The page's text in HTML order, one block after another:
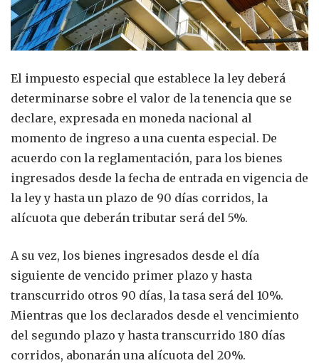
El impuesto especial que establece la ley deberá
determinarse sobre el valor de la tenencia que se
declare, expresada en moneda nacional al
momento de ingreso a una cuenta especial. De
acuerdo con la reglamentación, para los bienes
ingresados desde la fecha de entrada en vigencia de
la ley y hasta un plazo de 90 días corridos, la
alícuota que deberán tributar será del 5%.
A su vez, los bienes ingresados desde el día
siguiente de vencido primer plazo y hasta
transcurrido otros 90 días, la tasa será del 10%.
Mientras que los declarados desde el vencimiento
del segundo plazo y hasta transcurrido 180 días
corridos, abonarán una alícuota del 20%.